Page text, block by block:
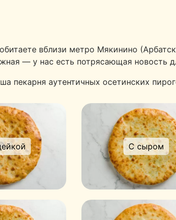
вблизи метро Мякинино
— у нас есть потрясающая новость
пекарня аутентичных осетинских
С сыром